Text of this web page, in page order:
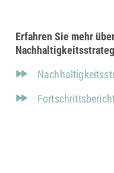
Erfahren Sie mehr